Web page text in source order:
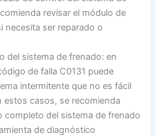
revisar el módulo de
necesita ser reparado o
del sistema de frenado: en
de falla C0131 puede
intermitente que no es fácil
estos casos, se recomienda
completo del sistema de frenado
de diagnóstico